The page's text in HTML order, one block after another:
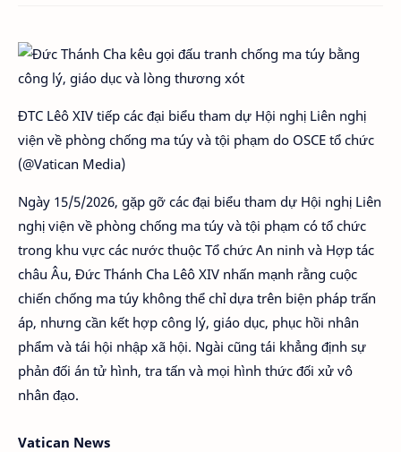
ĐTC Lêô XIV tiếp các đại biểu tham dự Hội nghị Liên nghị
viện về phòng chống ma túy và tội phạm do OSCE tổ chức
(@Vatican Media)
Ngày 15/5/2026, gặp gỡ các đại biểu tham dự Hội nghị Liên
nghị viện về phòng chống ma túy và tội phạm có tổ chức
trong khu vực các nước thuộc Tổ chức An ninh và Hợp tác
châu Âu, Đức Thánh Cha Lêô XIV nhấn mạnh rằng cuộc
chiến chống ma túy không thể chỉ dựa trên biện pháp trấn
áp, nhưng cần kết hợp công lý, giáo dục, phục hồi nhân
phẩm và tái hội nhập xã hội. Ngài cũng tái khẳng định sự
phản đối án tử hình, tra tấn và mọi hình thức đối xử vô
nhân đạo.
Vatican News